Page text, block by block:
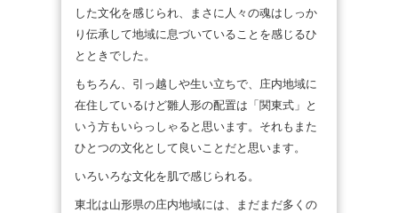
した文化を感じられ、まさに人々の魂はしっか
り伝承して地域に息づいていることを感じるひ
とときでした。
もちろん、引っ越しや生い立ちで、庄内地域に
在住しているけど雛人形の配置は「関東式」と
いう方もいらっしゃると思います。それもまた
ひとつの文化として良いことだと思います。
いろいろな文化を肌で感じられる。
東北は山形県の庄内地域には、まだまだ多くの